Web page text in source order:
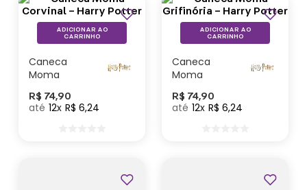
Lançamentos
Caneca
Moma
Harry Potter
R$ 74,90
12 R$ 6,24
ADICIONAR AO
CARRINHO
Caneca
Moma
Harry Potter
R$ 74,90
12 R$ 6,24
ADICIONAR AO
CARRINHO